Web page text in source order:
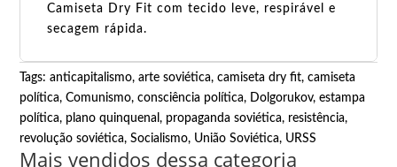
Camiseta Dry Fit com tecido leve, respirável e
secagem rápida.
Tags:anticapitalismo,arte soviética,camiseta dry fit,camiseta
política,Comunismo,consciência política, Dolgorukov,estampa
política, plano quinquenal, propaganda soviética, resistência,
revolução soviética,Socialismo, União Soviética, URSS
Mais vendidos dessa categoria